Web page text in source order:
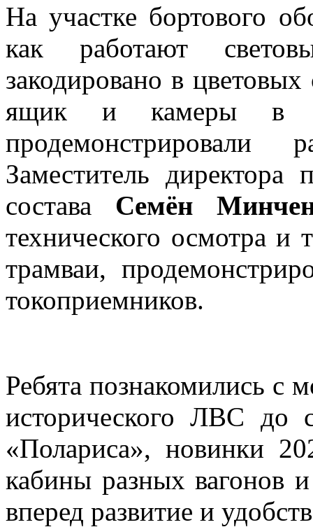
На участке бортового
как работают
закодировано в
ящик и камеры в
Заместитель
состава Семён
технического осмотра и
трамваи,
токоприемников.
Ребята познакомились с
исторического ЛВС до
«Полариса», новинки
кабины разных вагонов
вперед развитие и